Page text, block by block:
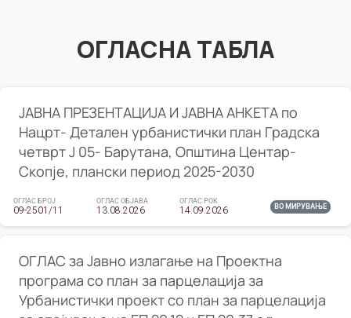
ОГЛАСНА ТАБЛА
ЈАВНА ПРЕЗЕНТАЦИЈА И ЈАВНА АНКЕТА по
Нацрт- Детален урбанистички план Градска
четврт Ј 05- Барутана, Општина Центар-
Скопје, плански период 2025-2030
ОГЛАС БРОЈ
09-2501/11
ОГЛАС ОБЈАВА
13.08.2026
ОГЛАС РОК
14.09.2026 ВО МИРУВАЊЕ
ОГЛАС за Јавно излагање на Проектна
програма со план за парцелација за
Урбанистички проект со план за парцелација